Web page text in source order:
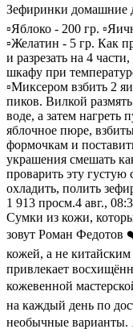
Зефиринки домашние
▫️Яблоко - 200 гр.
▫️Желатин - 5 гр. Как
и разрезать на 4
шкафу при
▫️Миксером взбить 2
пиков. Вилкой
воде, а затем нагреть
яблочное пюре,
формочкам и
украшения смешать
проварить эту густую
охладить, полить
1 913 просм.4 авг.,
Сумки из кожи,
зовут Роман Федотов
кожей, а не
привлекает
кожевенной
на каждый день по
необычные варианты.